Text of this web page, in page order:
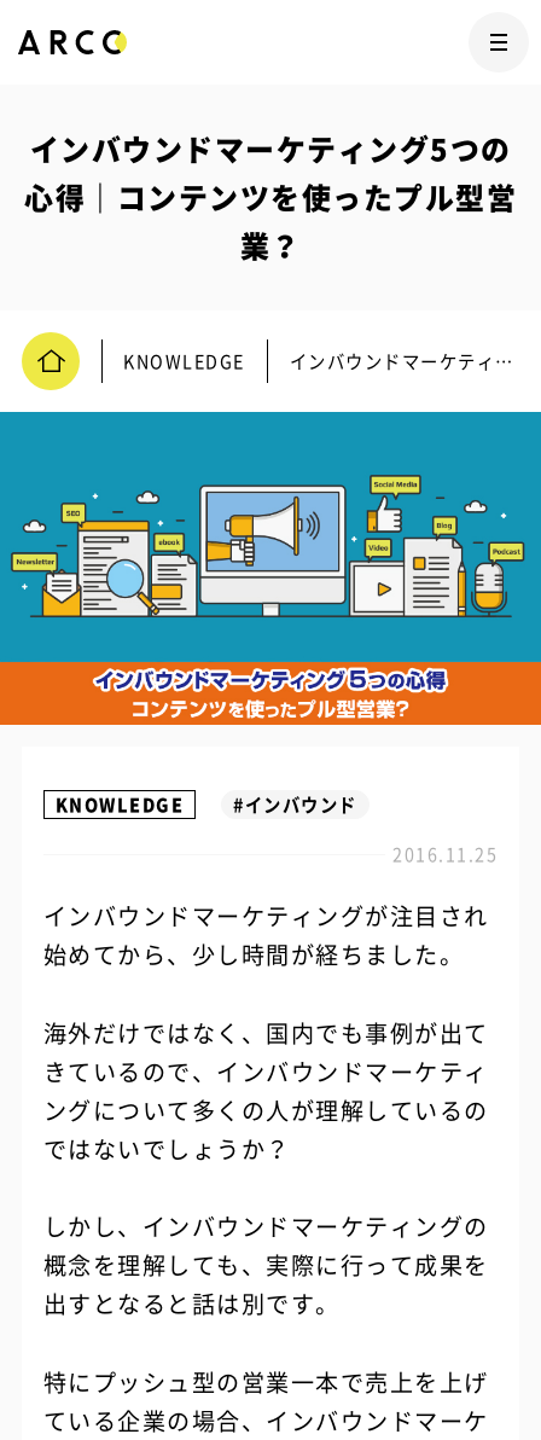
インバウンドマーケティング5つの
心得｜コンテンツを使ったプル型営
業？
KNOWLEDGE インバウンドマーケティング5つの心得｜コンテンツを使ったプル型営業？
KNOWLEDGE
#インバウンド
2016.11.25
インバウンドマーケティングが注目され
始めてから、少し時間が経ちました。
海外だけではなく、国内でも事例が出て
きているので、インバウンドマーケティ
ングについて多くの人が理解しているの
ではないでしょうか？
しかし、インバウンドマーケティングの
概念を理解しても、実際に行って成果を
出すとなると話は別です。
特にプッシュ型の営業一本で売上を上げ
ている企業の場合、インバウンドマーケ